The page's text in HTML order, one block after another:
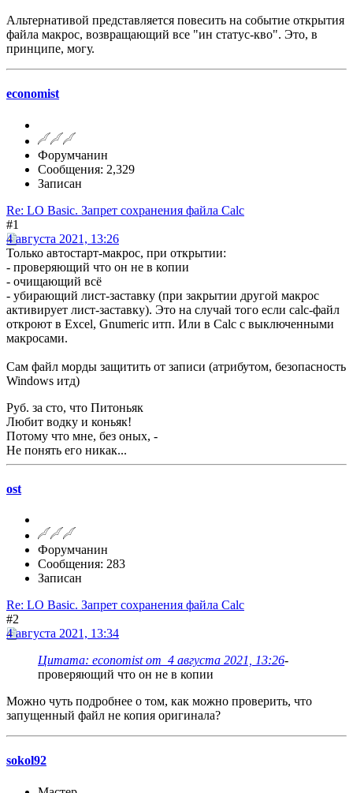
Альтернативой представляется повесить на событие открытия
файла макрос, возвращающий все "ин статус-кво". Это, в
принципе, могу.
economist
Форумчанин
Сообщения: 2,329
Записан
Re: LO Basic. Запрет сохранения файла Calc
#1
4 августа 2021, 13:26
Только автостарт-макрос, при открытии:
- проверяющий что он не в копии
- очищающий всё
- убирающий лист-заставку (при закрытии другой макрос
активирует лист-заставку). Это на случай того если calc-файл
откроют в Excel, Gnumeric итп. Или в Calc с выключенными
макросами.
Сам файл морды защитить от записи (атрибутом, безопасность
Windows итд)
Руб. за сто, что Питоньяк
Любит водку и коньяк!
Потому что мне, без оных, -
Не понять его никак...
ost
Форумчанин
Сообщения: 283
Записан
Re: LO Basic. Запрет сохранения файла Calc
#2
4 августа 2021, 13:34
Цитата: economist от 4 августа 2021, 13:26-
проверяющий что он не в копии
Можно чуть подробнее о том, как можно проверить, что
запущенный файл не копия оригинала?
sokol92